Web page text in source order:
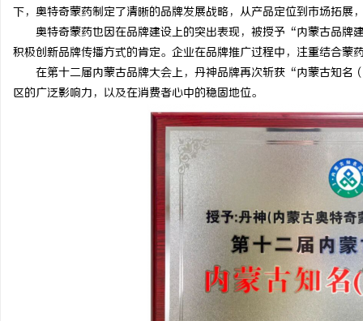
下，奥特奇蒙药制定了清晰的品牌发展战略，从产品定位到市场拓
奥特奇蒙药也因在品牌建设上的突出表现，被授予“内蒙古品牌
积极创新品牌传播方式的肯定。企业在品牌推广过程中，注重结合蒙
在第十二届内蒙古品牌大会上，丹神品牌再次斩获“内蒙古知名
区的广泛影响力，以及在消费者心中的稳固地位。